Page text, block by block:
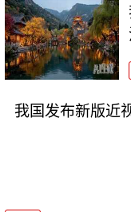
我国发布新版近